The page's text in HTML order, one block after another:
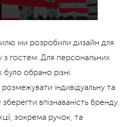
ми розробили дизайн для
з гостем. Для персональних
обрано різні
індивідуальну та
впізнаваність бренду.
зокрема ручок, та